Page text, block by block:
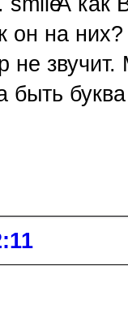
он на
не
быть